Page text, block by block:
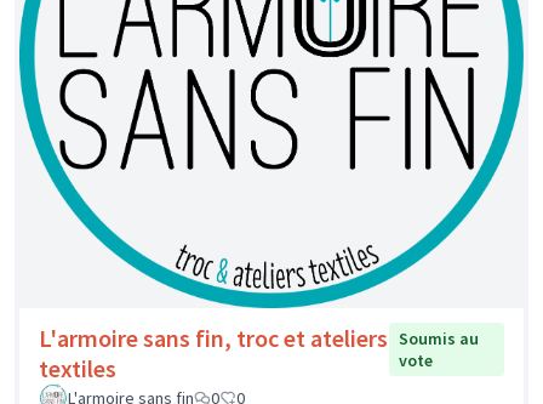
L'armoire sans fin, troc et ateliers
textiles
Soumis au
vote
L'armoire sans fin
0 0